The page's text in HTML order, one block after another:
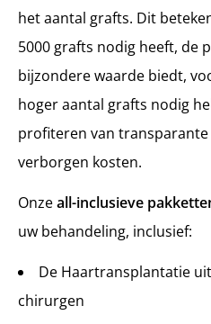
het aantal grafts. Dit
5000 grafts nodig heeft, de
bijzondere waarde biedt,
hoger aantal grafts nodig
profiteren van
verborgen kosten.
Onzeall-inclusieve
uw behandeling, inclusief:
De Haartransplantatie
chirurgen